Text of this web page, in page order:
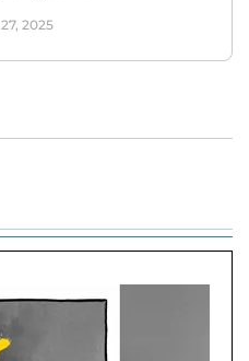
2025